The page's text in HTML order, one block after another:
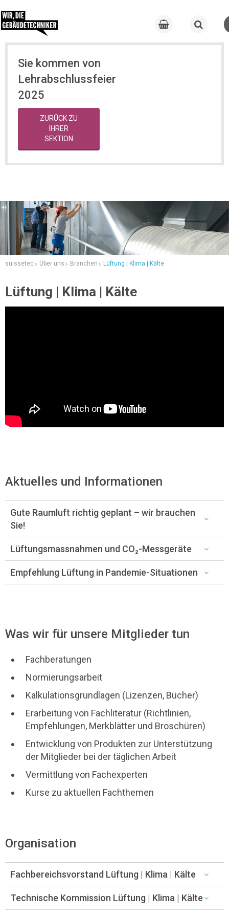
Sie kommen von
Lehrabschlussfeier
2025
ZURÜCK ZU
IHRER
SEKTION
suissetec Über uns Branchen Lüftung | Klima | Kälte
Lüftung | Klima | Kälte
Aktuelles und Informationen
Gute Raumluft richtig geplant – wir brauchen
Sie!
Lüftungsmassnahmen und CO₂-Messgeräte
Empfehlung Lüftung in Pandemie-Situationen
Was wir für unsere Mitglieder tun
Fachberatungen
Normierungsarbeit
Kalkulationsgrundlagen (Lizenzen, Bücher)
Erarbeitung von Fachliteratur (Richtlinien,
Empfehlungen, Merkblätter und Broschüren)
Entwicklung von Produkten zur Unterstützung
der Mitglieder bei der täglichen Arbeit
Vermittlung von Fachexperten
Kurse zu aktuellen Fachthemen
Organisation
Fachbereichsvorstand Lüftung | Klima | Kälte
Technische Kommission Lüftung | Klima | Kälte